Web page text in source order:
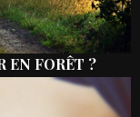
EN FORÊT ?